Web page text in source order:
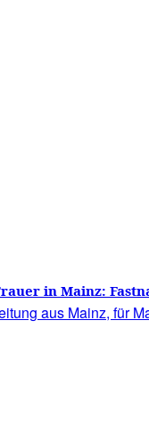
Mainzin Mainz:
– Was ist die